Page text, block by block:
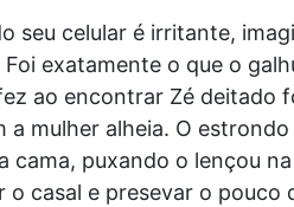
seu celular é irritante,
Foi exatamente o que o
ao encontrar Zé deitado
a mulher alheia. O
cama, puxando o lençou
casal e presevar o pouco